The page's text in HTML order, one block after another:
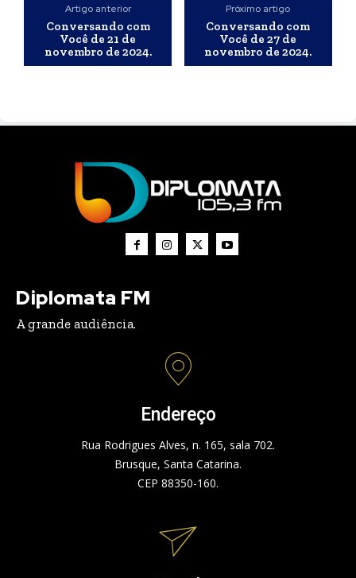
Artigo anterior
Conversando com
Você de 21 de
novembro de 2024.
Próximo artigo
Conversando com
Você de 27 de
novembro de 2024.
Diplomata FM
A grande audiência.
Endereço
Rua Rodrigues Alves, n. 165, sala 702.
Brusque, Santa Catarina.
CEP 88350-160.